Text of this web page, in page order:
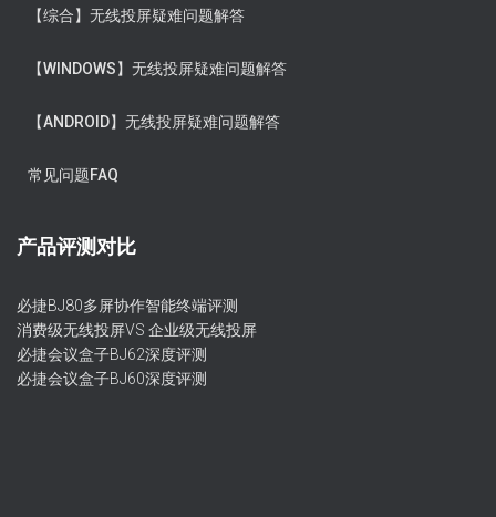
【综合】无线投屏疑难问题解答
【WINDOWS】无线投屏疑难问题解答
【ANDROID】无线投屏疑难问题解答
常见问题FAQ
产品评测对比
必捷BJ80多屏协作智能终端评测
消费级无线投屏VS 企业级无线投屏
必捷会议盒子BJ62深度评测
必捷会议盒子BJ60深度评测